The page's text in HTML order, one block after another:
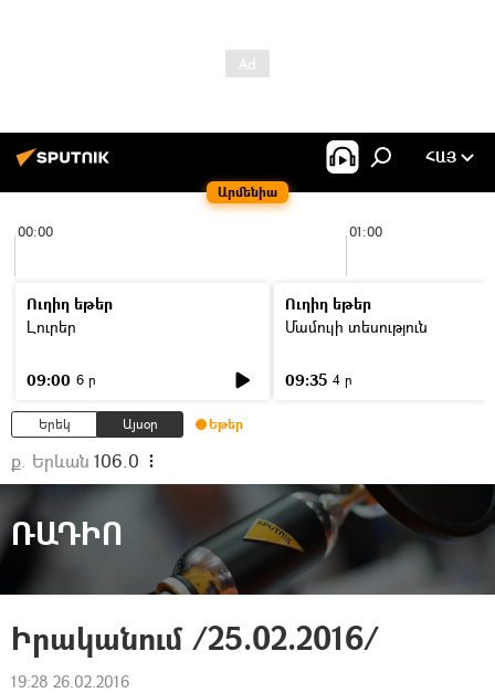
Արմենիա
ՀԱՅ
00:00 01:00
Ուղիղ եթեր
Լուրեր
09:00 6 ր
Ուղիղ եթեր
Մամուլի տեսություն
09:35 4 ր
Երեկ Այսօր Եթեր
ք. Երևան 106.0
ՌԱԴԻՈ
Իրականում /25.02.2016/
19:28 26.02.2016